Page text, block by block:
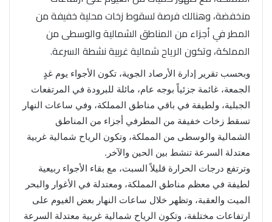
منخفضة، وهنالك فرصة لسقوط زخات محلية خفيفة من
المطر في أجزاء من المناطق الشمالية والوسطى من
المملكة، وتكون الرياح شمالية غربية نشطة السرعة.
وبحسب تقرير إدارة الأرصاد الجوية، تكون الأجواء يوم غدٍ
الجمعة، غائمة جزئياً بوجه عام، مائلة للبرودة في المرتفعات
الجبلية، ولطيفة في باقي مناطق المملكة، وفي ساعات النهار
تسقط زخات خفيفة من المطرفي أجزاء من المناطق
الشمالية والوسطى من المملكة، وتكون الرياح شمالية غربية
معتدلة السرعة تنشط بين الحين والآخر.
وترتفع درجات الحرارة قليلاً السبت، مع بقاء الأجواء ربيعية
لطيفة في معظم مناطق المملكة، ومعتدلة في الأغوار والبحر
الميت والعقبة، وتظهر خلال ساعات النهار بعض الغيوم على
ارتفاعات مختلفة، وتكون الرياح شمالية غربية معتدلة السرعة